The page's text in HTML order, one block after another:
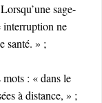
sage-
interruption ne
santé. » ;
: « dans le
à distance, » ;